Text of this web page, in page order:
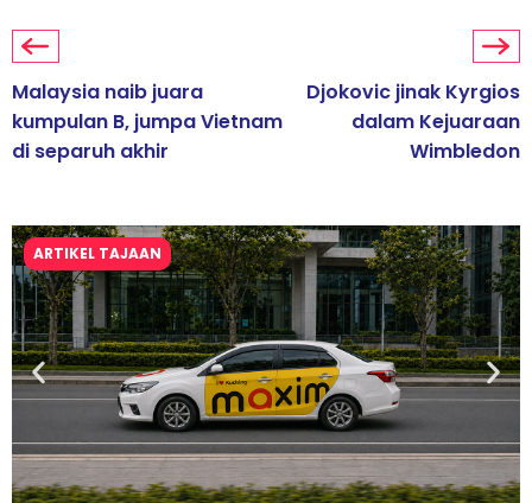
Malaysia naib juara
kumpulan B, jumpa Vietnam
di separuh akhir
Djokovic jinak Kyrgios
dalam Kejuaraan
Wimbledon
ARTIKEL TAJAAN